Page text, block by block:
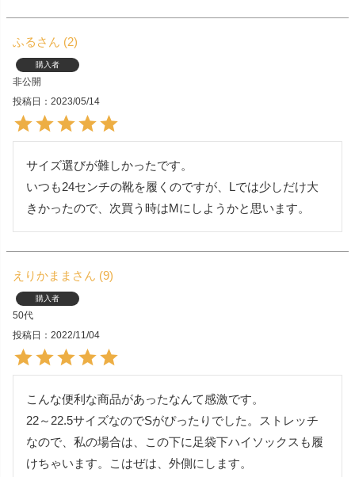
ふる 2
購入者
非公開
投稿日
2023/05/14
サイズ選びが難しかったです。
いつも24センチの靴を履くのですが、Lでは少しだけ大
きかったので、次買う時はMにしようかと思います。
えりかまま 9
購入者
50代
投稿日
2022/11/04
こんな便利な商品があったなんて感激です。
22～22.5サイズなのでSがぴったりでした。ストレッチ
なので、私の場合は、この下に足袋下ハイソックスも履
けちゃいます。こはぜは、外側にします。